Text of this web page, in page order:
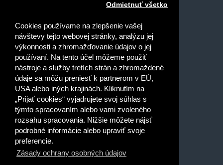
Cookies používame na zlepšenie vašej
návštevy tejto webovej stránky, analýzu jej
výkonnosti a zhromažďovanie údajov o jej
používaní. Na tento účel môžeme použiť
nástroje a služby tretích strán a zhromaždené
údaje sa môžu preniesť k partnerom v EÚ,
USA alebo iných krajinách. Kliknutím na
„Prijať cookies“ vyjadrujete svoj súhlas s
týmto spracovaním alebo vami zvoleného
rozsahu spracovania. Nižšie môžete nájsť
podrobné informácie alebo upraviť svoje
preferencie.
Zásady ochrany osobných údajov
Odmietnuť všetko
Gymnáziá
Stredné odborné školy
Špeciálne základné školy
Základné školy
Prečítal(a) som si a súhlasím s
Ochrana osobných údajov